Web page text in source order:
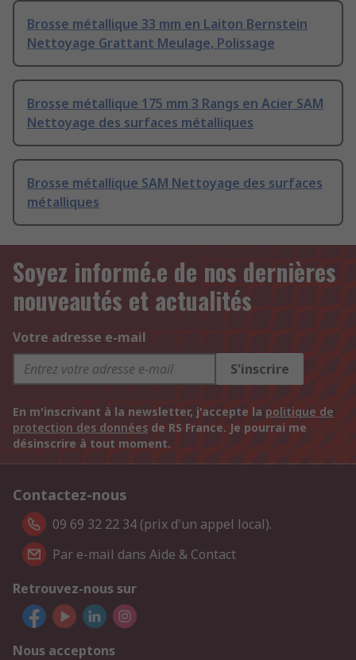
Brosse métallique 33 mm en Laiton Bernstein
Nettoyage Grattant Meulage, Polissage
Brosse métallique 175 mm 3 Rangs en Acier SAM
Nettoyage des surfaces métalliques
Brosse métallique SAM Nettoyage des surfaces
métalliques
Soyez informé.e de nos dernières
nouveautés et actualités
Votre adresse e-mail
S'inscrire
En m'inscrivant à la newsletter, j'accepte la politique de
protection des données de RS France. Je pourrai me
désinscrire à tout moment.
Contactez-nous
09 69 32 22 34 (prix d'un appel local).
Par e-mail dans Aide & Contact
Retrouvez-nous sur
Nous acceptons